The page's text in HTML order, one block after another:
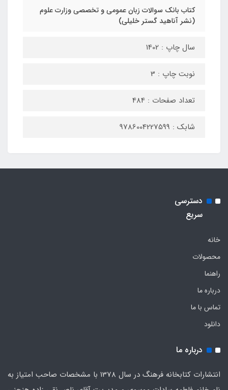
کتاب بانک سوالات زبان عمومی و تخصصی وزارت علوم
(نشر آناهید گستر خلیلی)
سال چاپ : 1402
نوبت چاپ : 3
تعداد صفحات : 484
شابک : 9786004227599
دسترسی
سریع
خانه
محصولات
راهنما
درباره ما
تماس با ما
دانلود
درباره ما
انتشارات کتابخانه فرهنگ در سال 1378 با مشخصات صاحب امتیاز به